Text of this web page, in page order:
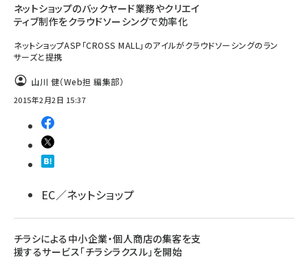
ネットショップのバックヤード業務やクリエイ
ティブ制作をクラウドソーシングで効率化
ネットショップASP「CROSS MALL」のアイルがクラウドソーシングのラン
サーズと提携
山川 健（Web担 編集部）
2015年2月2日 15:37
EC／ネットショップ
チラシによる中小企業・個人商店の集客を支
援するサービス「チラシラクスル」を開始